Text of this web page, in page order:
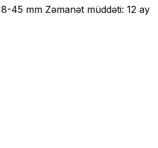
45 mm Zəmanət müddəti: 12 ay